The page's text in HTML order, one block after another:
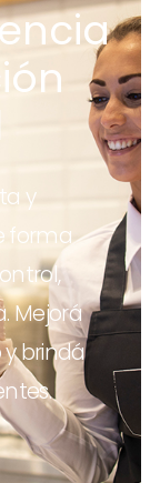
y
forma
Mejorá
brindá